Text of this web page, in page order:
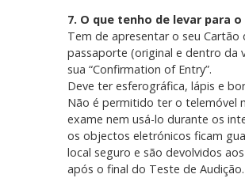
7. O que tenho de levar para o
Tem de apresentar o seu Cartão
passaporte (original e dentro da
sua “Confirmation of Entry”.
Deve ter esferográfica, lápis e
Não é permitido ter o telemóvel
exame nem usá-lo durante os
os objectos eletrónicos ficam
local seguro e são devolvidos
após o final do Teste de Audição.